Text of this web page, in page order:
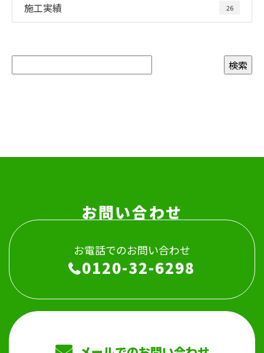
施工実績 26
お問い合わせ
お電話でのお問い合わせ
0120-32-6298